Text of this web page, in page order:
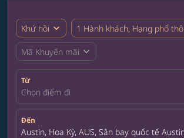
Khứ hồi expand_more 1 Hành khách, Hạng phổ
Mã Khuyến mãi expand_more
Từ
Chọn điểm đi
Đến
Austin, Hoa Kỳ, AUS, Sân bay quốc tế